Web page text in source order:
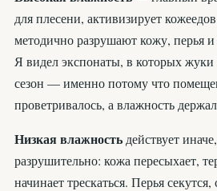
для плесени, активизирует
методично разрушают кожу, перья
Я видел экспонаты, в которых жуки
сезон — именно потому что
проветривалось, а влажность
Низкая влажностьдействует
разрушительно: кожа пересыхает,
начинает трескаться. Перья